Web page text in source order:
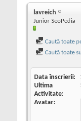
lavreich
Junior SeoPedia
Caută toate
Caută toate
Data înscrierii
Ultima
Activitate
Avatar